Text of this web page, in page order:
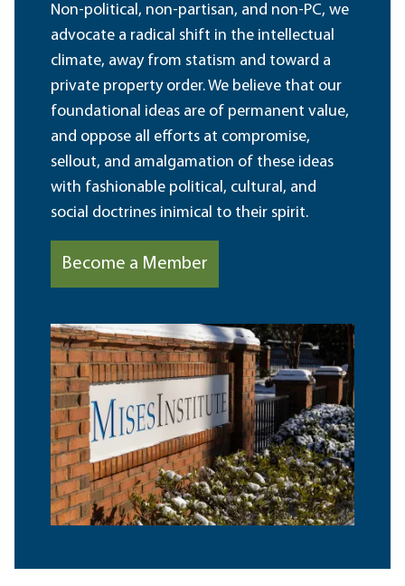
Non-political, non-partisan, and non-PC, we
advocate a radical shift in the intellectual
climate, away from statism and toward a
private property order. We believe that our
foundational ideas are of permanent value,
and oppose all efforts at compromise,
sellout, and amalgamation of these ideas
with fashionable political, cultural, and
social doctrines inimical to their spirit.
Become a Member